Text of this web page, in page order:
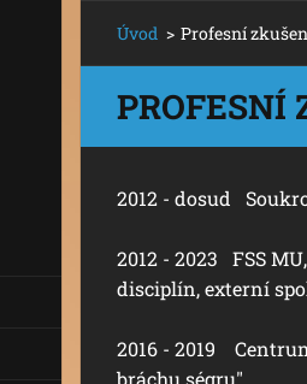
Úvod > Profesní
PROFESNÍ
2012 - dosud
2012 - 2023 FSS
disciplín, externí
2016 - 2019
bráchu ségru"